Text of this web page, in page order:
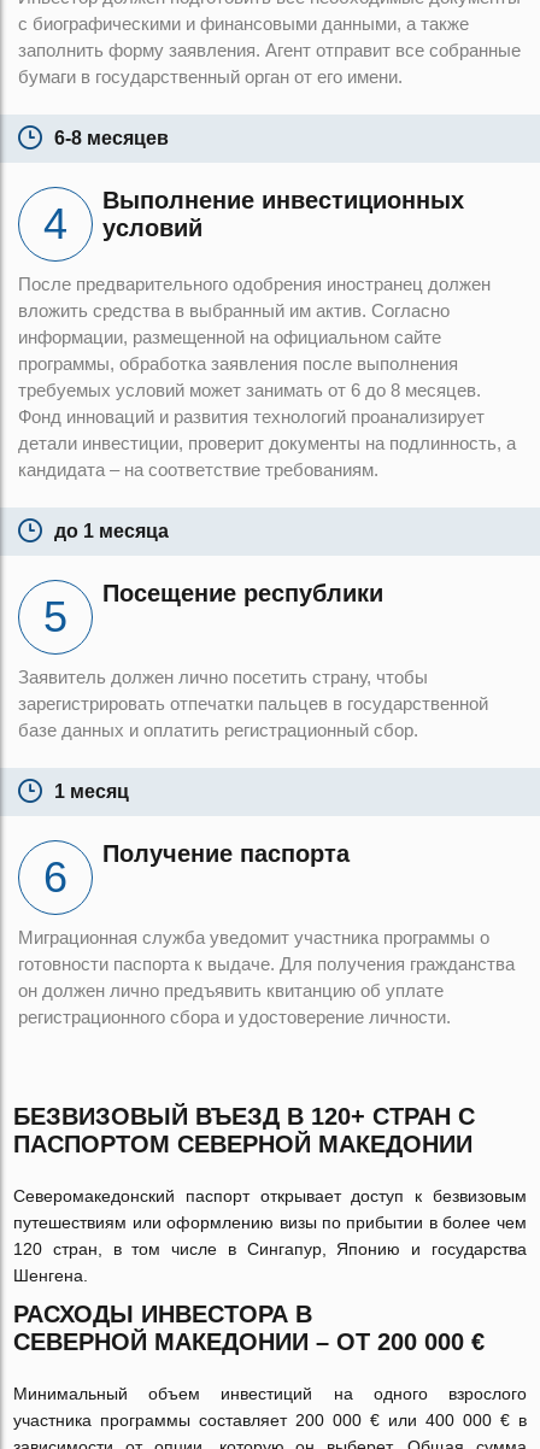
с биографическими и финансовыми данными, а также
заполнить форму заявления. Агент отправит все собранные
бумаги в государственный орган от его имени.
6-8 месяцев
Выполнение инвестиционных
условий
После предварительного одобрения иностранец должен
вложить средства в выбранный им актив. Согласно
информации, размещенной на официальном сайте
программы, обработка заявления после выполнения
требуемых условий может занимать от 6 до 8 месяцев.
Фонд инноваций и развития технологий проанализирует
детали инвестиции, проверит документы на подлинность, а
кандидата – на соответствие требованиям.
до 1 месяца
Посещение республики
Заявитель должен лично посетить страну, чтобы
зарегистрировать отпечатки пальцев в государственной
базе данных и оплатить регистрационный сбор.
1 месяц
Получение паспорта
Миграционная служба уведомит участника программы о
готовности паспорта к выдаче. Для получения гражданства
он должен лично предъявить квитанцию об уплате
регистрационного сбора и удостоверение личности.
БЕЗВИЗОВЫЙ ВЪЕЗД В 120+ СТРАН С
ПАСПОРТОМ СЕВЕРНОЙ МАКЕДОНИИ
Северомакедонский паспорт открывает доступ к безвизовым
путешествиям или оформлению визы по прибытии в более чем
120 стран, в том числе в Сингапур, Японию и государства
Шенгена.
РАСХОДЫ ИНВЕСТОРА В
СЕВЕРНОЙ МАКЕДОНИИ – ОТ 200 000 €
Минимальный объем инвестиций на одного взрослого
участника программы составляет 200 000 € или 400 000 € в